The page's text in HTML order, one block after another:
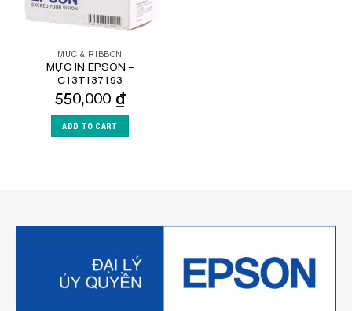
MỰC & RIBBON
MỰC IN EPSON –
C13T137193
550,000 ₫
ADD TO CART